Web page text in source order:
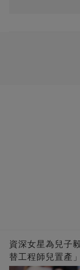
資深女星為兒子
替工程師兒置產